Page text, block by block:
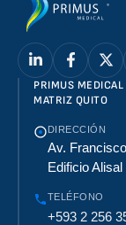
PRIMUS MEDICAL
MATRIZ QUITO
DIRECCIÓN
Av.
Edificio
TELÉFONO
+593 2 256